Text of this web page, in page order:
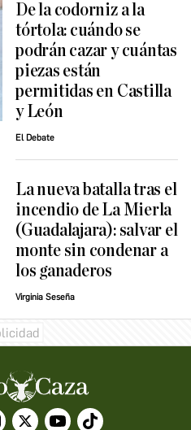
De la codorniz a la
tórtola: cuándo se
podrán cazar y cuántas
piezas están
permitidas en Castilla
y León
El Debate
La nueva batalla tras el
incendio de La Mierla
(Guadalajara): salvar el
monte sin condenar a
los ganaderos
Virginia Seseña